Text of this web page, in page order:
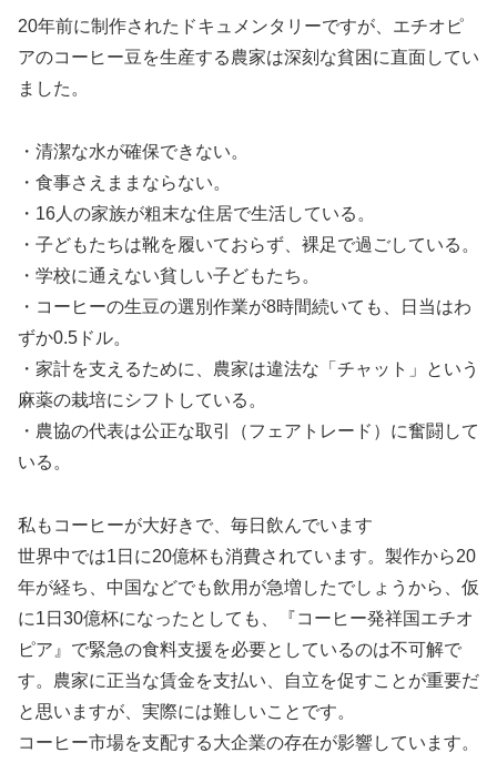
20年前に制作されたドキュメンタリーですが、エチオピ
アのコーヒー豆を生産する農家は深刻な貧困に直面してい
ました。
・清潔な水が確保できない。
・食事さえままならない。
・16人の家族が粗末な住居で生活している。
・子どもたちは靴を履いておらず、裸足で過ごしている。
・学校に通えない貧しい子どもたち。
・コーヒーの生豆の選別作業が8時間続いても、日当はわ
ずか0.5ドル。
・家計を支えるために、農家は違法な「チャット」という
麻薬の栽培にシフトしている。
・農協の代表は公正な取引（フェアトレード）に奮闘して
いる。
私もコーヒーが大好きで、毎日飲んでいます
世界中では1日に20億杯も消費されています。製作から20
年が経ち、中国などでも飲用が急増したでしょうから、仮
に1日30億杯になったとしても、『コーヒー発祥国エチオ
ピア』で緊急の食料支援を必要としているのは不可解で
す。農家に正当な賃金を支払い、自立を促すことが重要だ
と思いますが、実際には難しいことです。
コーヒー市場を支配する大企業の存在が影響しています。